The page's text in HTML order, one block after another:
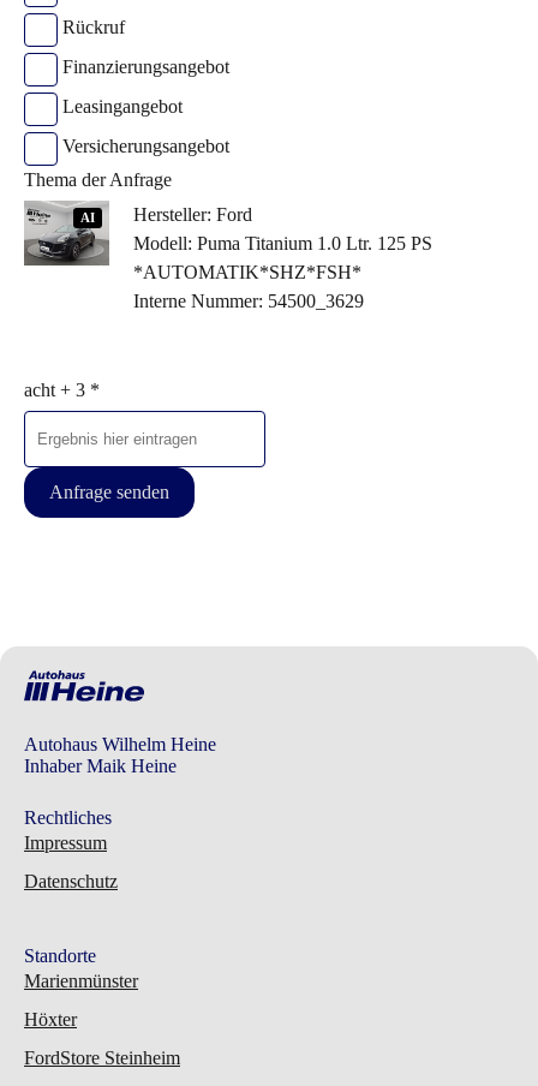
Rückruf
Finanzierungsangebot
Leasingangebot
Versicherungsangebot
Thema der Anfrage
AI
Hersteller: Ford
Modell: Puma Titanium 1.0 Ltr. 125 PS
*AUTOMATIK*SHZ*FSH*
Interne Nummer: 54500_3629
acht + 3 *
Anfrage senden
Autohaus Wilhelm Heine
Inhaber Maik Heine
Rechtliches
Impressum
Datenschutz
Standorte
Marienmünster
Höxter
FordStore Steinheim